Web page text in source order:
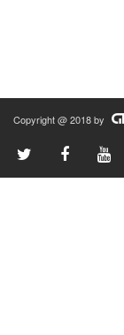
Copyright @ 2018 by